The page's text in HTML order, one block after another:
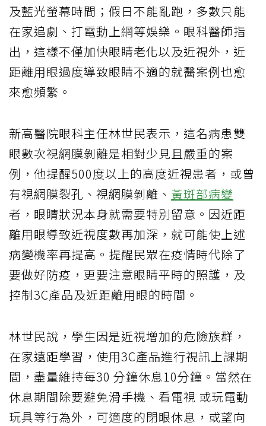
及藍光螢幕時間；假日不能亂跑，多數只能
在家追劇、打電動上網等娛樂。眼科醫師指
出，這樣不僅加快眼睛老化以及近視外，近
距離用眼過度導致眼睛不適的就醫案例也愈
來愈頻繁。
新高醫院眼科主任林世民表示，這名病患雙
眼數次視網膜剝離是相對少見且嚴重的案
例，他提醒500度以上的高度近視患者，或曾
有視網膜裂孔、視網膜剝離、 黃斑部病變
者，眼睛狀況本身就需要特別留意。因近距
離用眼導致近視度數再加深，就可能使上述
病變機率再提高。提醒民眾在疫情時代除了
要做好防疫，更要注意眼睛平時的照護，及
控制3C產品及近距離用眼的時間。
林世民說，學生因是近視增加的危險族群，
在家遠距學習，使用3C產品進行視訊上課期
間，盡量維持每30 分鐘休息10分鐘。當然在
休息期間除要避免滑手機、看電視 或玩電動
玩具等行為外，可適度的閉眼休息，或望向